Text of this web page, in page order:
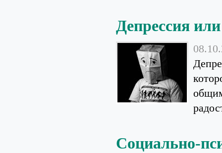
Депрессия или
Социально-